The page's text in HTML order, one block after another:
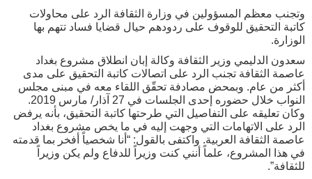
وتجنب معظم المسؤولين في وزارة الثقافة الرد على محاولات
كاتبة التحقيق للوقوف على ردودهم حيال قضايا فساد تتهم بها
الوزارة.
سعدون الدليمي وزير الثقافة وكالة إبان انطلاق مشروع بغداد
عاصمة الثقافة تجنب الرد على اتصالات كاتبة التحقيق على مدى
أكثر من عام. وبمحض مصادفة تحقّق اللقاء معه في مبنى مجلس
النواب خلال حضوره إحدى الجلسات في 27 آذار/ مارس 2019.
وكان تعليقه على التفاصيل التي طرحتها كاتبة التحقيق، بأنه يرفض
الرد على الاتهامات التي وجهت إليه في ما يخص مشروع بغداد
عاصمة الثقافة العربية. واكتفى بالقول: “أنا شخصياً أفخر بما قدمته
في هذا المشروع، علماً أنني كنت وزيراً للدفاع ولم يكن وزيراً
للثقافة”.